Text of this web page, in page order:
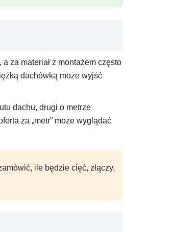
za materiał z montażem często
dachówką może wyjść
dachu, drugi o metrze
za „metr” może wyglądać
ile będzie cięć, złączy,